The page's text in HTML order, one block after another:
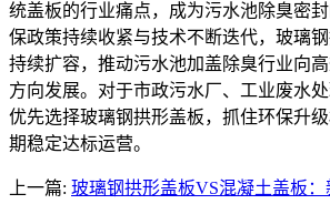
统盖板的行业痛点，成为污水池除臭密
保政策持续收紧与技术不断迭代，玻璃
持续扩容，推动污水池加盖除臭行业向
方向发展。对于市政污水厂、工业废水
优先选择玻璃钢拱形盖板，抓住环保升
期稳定达标运营。
上一篇: 玻璃钢拱形盖板VS混凝土盖板